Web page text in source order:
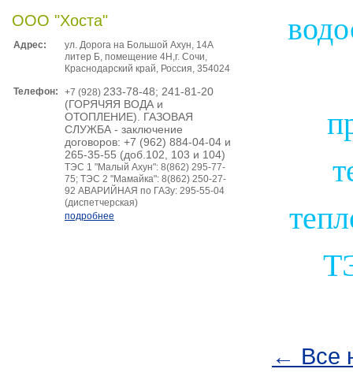
ООО "Хоста"
Адрес:
ул. Дорога на Большой Ахун, 14А
литер Б, помещение 4Н,г. Сочи,
Краснодарский край, Россия, 354024
Телефон: +7 (928) 233-78-48; 241-81-20
(ГОРЯЧЯЯ ВОДА и
ОТОПЛЕНИЕ). ГАЗОВАЯ
СЛУЖБА - заключение
договоров: +7 (962) 884-04-04 и
265-35-55 (доб.102, 103 и 104)
ТЭС 1 "Малый Ахун": 8(862) 295-77-
75; ТЭС 2 "Мамайка": 8(862) 250-27-
92 АВАРИЙНАЯ по ГАЗу: 295-55-04
(диспетчерская)
подробнее
← Все